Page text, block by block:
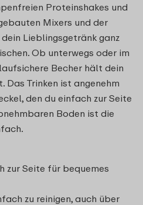
Proteinshakes und
Mixers und der
Lieblingsgetränk ganz
Ob unterwegs oder im
Becher hält dein
Trinken ist angenehm
den du einfach zur Seite
Boden ist die
zur Seite für bequemes
zu reinigen, auch über